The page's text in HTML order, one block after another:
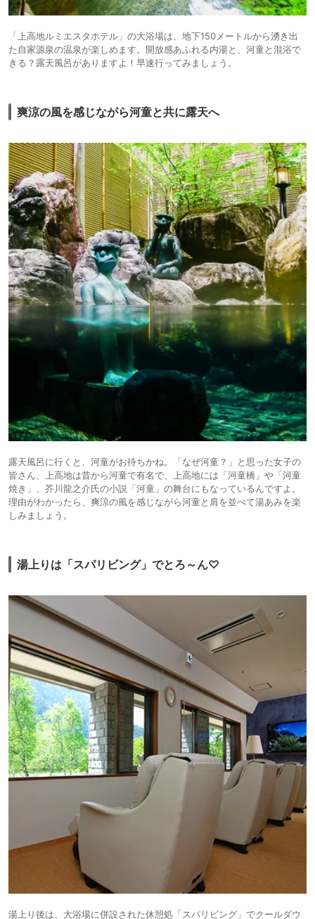
「上高地ルミエスタホテル」の大浴場は、地下150メートルから湧き出
た自家源泉の温泉が楽しめます。開放感あふれる内湯と、河童と混浴で
きる？露天風呂がありますよ！早速行ってみましょう。
爽涼の風を感じながら河童と共に露天へ
露天風呂に行くと、河童がお待ちかね。「なぜ河童？」と思った女子の
皆さん、上高地は昔から河童で有名で、上高地には「河童橋」や「河童
焼き」、芥川龍之介氏の小説「河童」の舞台にもなっているんですよ。
理由がわかったら、爽涼の風を感じながら河童と肩を並べて湯あみを楽
しみましょう。
湯上りは「スパリビング」でとろ～ん♡
湯上り後は、大浴場に併設された休憩処「スパリビング」でクールダウ